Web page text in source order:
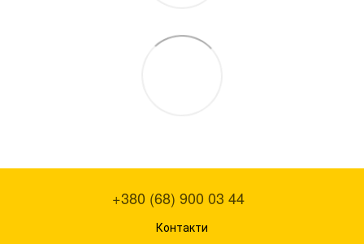
+380 (68) 900 03 44
Контакти